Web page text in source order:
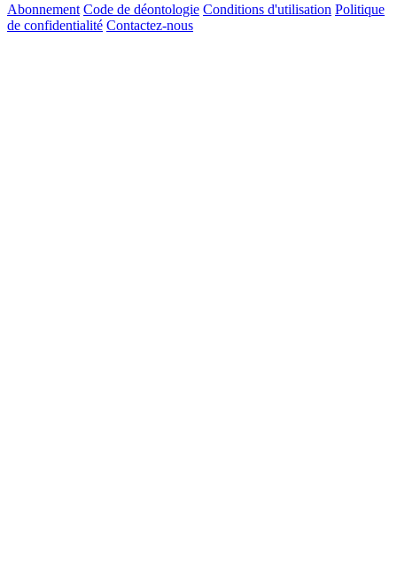
Abonnement Code de déontologie Conditions d'utilisation Politique
de confidentialité Contactez-nous